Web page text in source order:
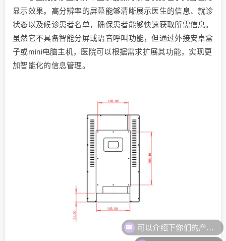
显示效果。高分辨率的屏幕能够清晰展示医生的信息、就诊
状态以及候诊患者名单，确保患者能够快速获取所需信息。
虽然它不具备智能分屏或语音呼叫功能，但通过外接安卓盒
子或mini电脑主机，医院可以根据需求扩展其功能，实现更
加智能化的信息管理。
可以介绍下你们的产品么